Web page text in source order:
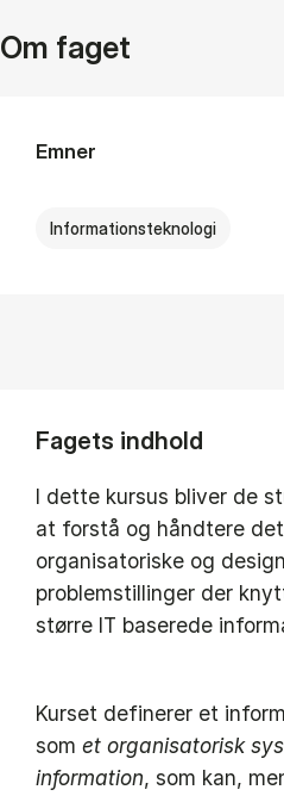
Om faget
Emner
Informationsteknologi
Fagets indhold
I dette kursus bliver de
at forstå og håndtere
organisatoriske og
problemstillinger der
større IT baserede
Kurset definerer et
som et organisatorisk
information, som kan,